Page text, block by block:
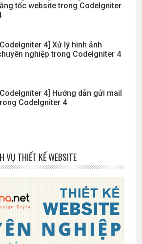
tốc website trong CodeIgniter
4] Xử lý hình ảnh
nghiệp trong CodeIgniter 4
4] Hướng dẫn gửi mail
CodeIgniter 4
VỤ THIẾT KẾ WEBSITE